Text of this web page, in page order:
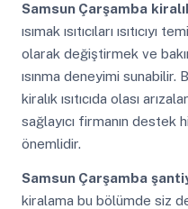
Samsun Çarşamba
ısımak ısıtıcıları
olarak değiştirmek ve
ısınma deneyimi
kiralık ısıtıcıda olası
sağlayıcı firmanın
önemlidir.
Samsun Çarşamba
kiralama bu bölümde siz